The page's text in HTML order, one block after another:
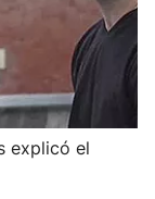
explicó el